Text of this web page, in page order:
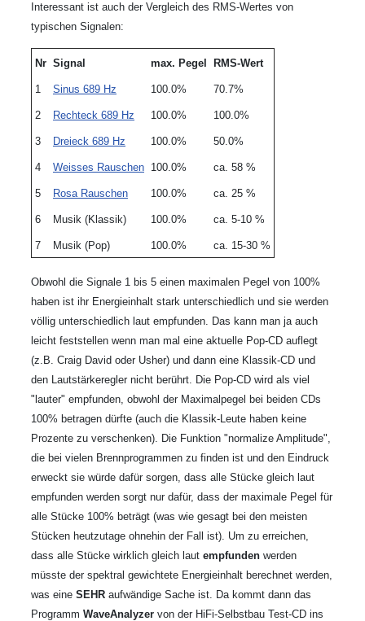
Interessant ist auch der Vergleich des RMS-Wertes von
typischen Signalen:
Nr Signal max. Pegel RMS-Wert
1 Sinus 689 Hz 100.0% 70.7%
2 Rechteck 689 Hz 100.0% 100.0%
3 Dreieck 689 Hz 100.0% 50.0%
4 Weisses Rauschen 100.0% ca. 58 %
5 Rosa Rauschen 100.0% ca. 25 %
6 Musik (Klassik) 100.0% ca. 5-10 %
7 Musik (Pop) 100.0% ca. 15-30 %
Obwohl die Signale 1 bis 5 einen maximalen Pegel von 100%
haben ist ihr Energieinhalt stark unterschiedlich und sie werden
völlig unterschiedlich laut empfunden. Das kann man ja auch
leicht feststellen wenn man mal eine aktuelle Pop-CD auflegt
(z.B. Craig David oder Usher) und dann eine Klassik-CD und
den Lautstärkeregler nicht berührt. Die Pop-CD wird als viel
"lauter" empfunden, obwohl der Maximalpegel bei beiden CDs
100% betragen dürfte (auch die Klassik-Leute haben keine
Prozente zu verschenken). Die Funktion "normalize Amplitude",
die bei vielen Brennprogrammen zu finden ist und den Eindruck
erweckt sie würde dafür sorgen, dass alle Stücke gleich laut
empfunden werden sorgt nur dafür, dass der maximale Pegel für
alle Stücke 100% beträgt (was wie gesagt bei den meisten
Stücken heutzutage ohnehin der Fall ist). Um zu erreichen,
dass alle Stücke wirklich gleich laut empfunden werden
müsste der spektral gewichtete Energieinhalt berechnet werden,
was eine SEHR aufwändige Sache ist. Da kommt dann das
Programm WaveAnalyzer von der HiFi-Selbstbau Test-CD ins